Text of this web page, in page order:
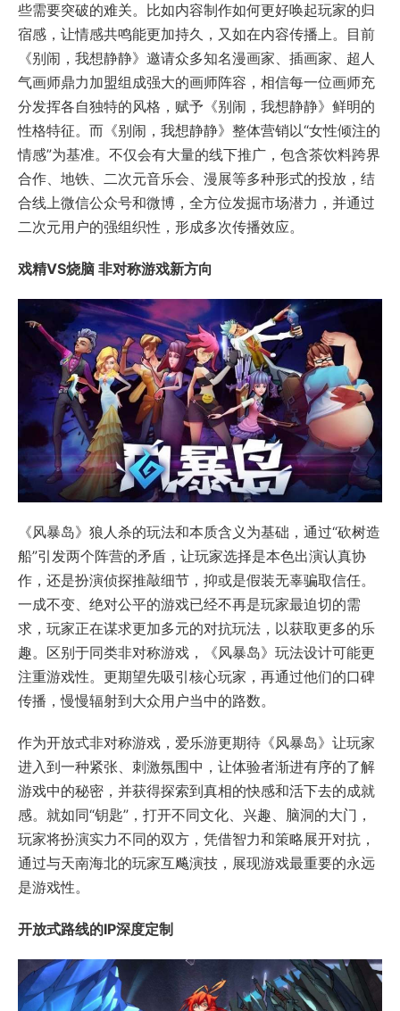
些需要突破的难关。比如内容制作如何更好唤起玩家的归
宿感，让情感共鸣能更加持久，又如在内容传播上。目前
《别闹，我想静静》邀请众多知名漫画家、插画家、超人
气画师鼎力加盟组成强大的画师阵容，相信每一位画师充
分发挥各自独特的风格，赋予《别闹，我想静静》鲜明的
性格特征。而《别闹，我想静静》整体营销以“女性倾注的
情感”为基准。不仅会有大量的线下推广，包含茶饮料跨界
合作、地铁、二次元音乐会、漫展等多种形式的投放，结
合线上微信公众号和微博，全方位发掘市场潜力，并通过
二次元用户的强组织性，形成多次传播效应。
戏精VS烧脑 非对称游戏新方向
《风暴岛》狼人杀的玩法和本质含义为基础，通过“砍树造
船”引发两个阵营的矛盾，让玩家选择是本色出演认真协
作，还是扮演侦探推敲细节，抑或是假装无辜骗取信任。
一成不变、绝对公平的游戏已经不再是玩家最迫切的需
求，玩家正在谋求更加多元的对抗玩法，以获取更多的乐
趣。区别于同类非对称游戏，《风暴岛》玩法设计可能更
注重游戏性。更期望先吸引核心玩家，再通过他们的口碑
传播，慢慢辐射到大众用户当中的路数。
作为开放式非对称游戏，爱乐游更期待《风暴岛》让玩家
进入到一种紧张、刺激氛围中，让体验者渐进有序的了解
游戏中的秘密，并获得探索到真相的快感和活下去的成就
感。就如同“钥匙”，打开不同文化、兴趣、脑洞的大门，
玩家将扮演实力不同的双方，凭借智力和策略展开对抗，
通过与天南海北的玩家互飚演技，展现游戏最重要的永远
是游戏性。
开放式路线的IP深度定制